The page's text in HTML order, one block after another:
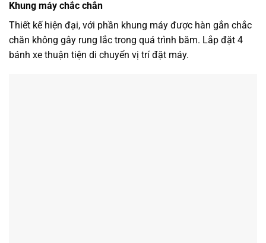
Khung máy chắc chắn
Thiết kế hiện đại, với phần khung máy được hàn gắn chắc
chăn không gây rung lắc trong quá trình băm. Lắp đặt 4
bánh xe thuận tiện di chuyển vị trí đặt máy.